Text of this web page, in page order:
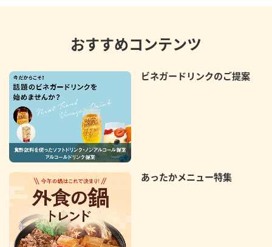
おすすめコンテンツ
ビネガードリンクのご提案
あったかメニュー特集